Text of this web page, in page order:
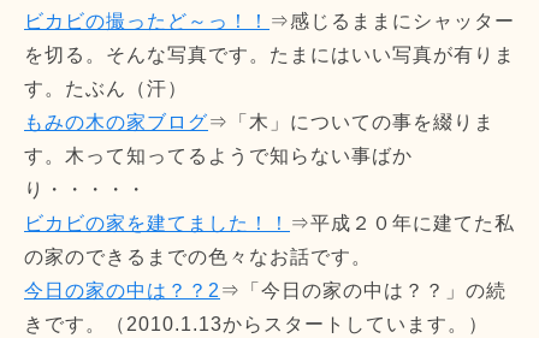
ビカビの撮ったど～っ！！ ⇒感じるままにシャッター
を切る。そんな写真です。たまにはいい写真が有りま
す。たぶん（汗）
もみの木の家ブログ⇒「木」についての事を綴りま
す。木って知ってるようで知らない事ばか
り・・・・・
ビカビの家を建てました！！ ⇒平成２０年に建てた私
の家のできるまでの色々なお話です。
今日の家の中は？？2 ⇒「今日の家の中は？？」の続
きです。（2010.1.13からスタートしています。）